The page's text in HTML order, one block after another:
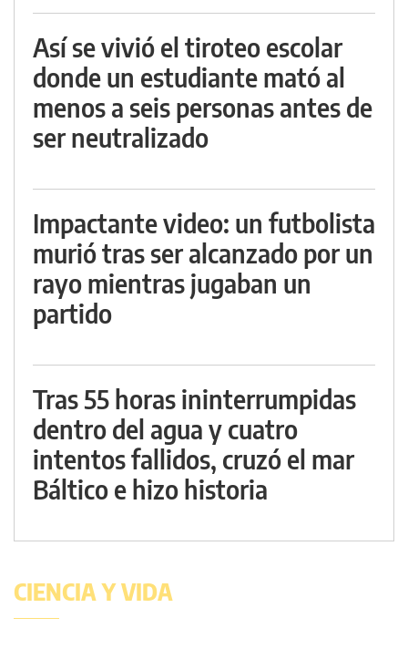
Así se vivió el tiroteo escolar
donde un estudiante mató al
menos a seis personas antes de
ser neutralizado
Impactante video: un futbolista
murió tras ser alcanzado por un
rayo mientras jugaban un
partido
Tras 55 horas ininterrumpidas
dentro del agua y cuatro
intentos fallidos, cruzó el mar
Báltico e hizo historia
CIENCIA Y VIDA